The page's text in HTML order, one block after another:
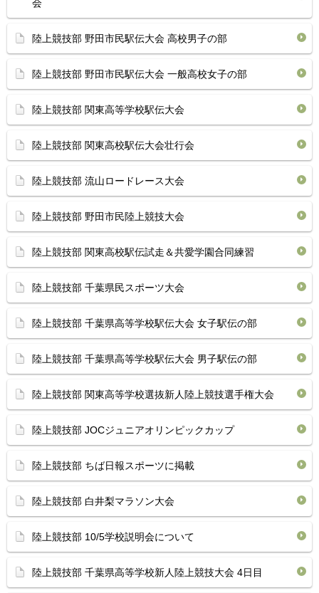
会
陸上競技部 野田市民駅伝大会 高校男子の部
陸上競技部 野田市民駅伝大会 一般高校女子の部
陸上競技部 関東高等学校駅伝大会
陸上競技部 関東高校駅伝大会壮行会
陸上競技部 流山ロードレース大会
陸上競技部 野田市民陸上競技大会
陸上競技部 関東高校駅伝試走＆共愛学園合同練習
陸上競技部 千葉県民スポーツ大会
陸上競技部 千葉県高等学校駅伝大会 女子駅伝の部
陸上競技部 千葉県高等学校駅伝大会 男子駅伝の部
陸上競技部 関東高等学校選抜新人陸上競技選手権大会
陸上競技部 JOCジュニアオリンピックカップ
陸上競技部 ちば日報スポーツに掲載
陸上競技部 白井梨マラソン大会
陸上競技部 10/5学校説明会について
陸上競技部 千葉県高等学校新人陸上競技大会 4日目